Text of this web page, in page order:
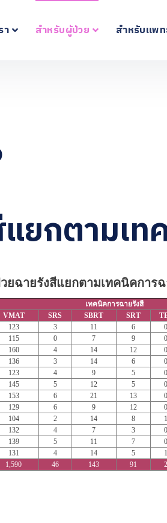
า สำหรับผู้ป่วย สำหรับแพ
ยกตามเท
ยฉายรังสีแยกตามเทคนิคการฉ
เทคนิคการฉายรังสี
VMAT SRS SBRT SRT
123 3 11 6 0
115 0 7 9 0
160 4 14 12 0
136 3 14 6 0
123 4 9 5 0
145 5 12 5 0
153 6 21 13 0
129 6 9 12 0
104 2 14 8 1
132 4 7 3 0
139 5 11 7 0
131 4 14 5 1
1,590 46 143 91 2